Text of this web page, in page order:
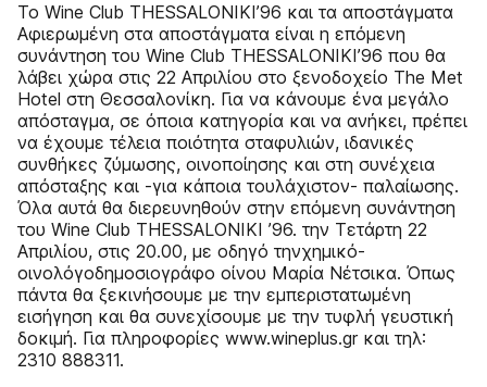
Το Wine Club THESSALONIKI’96 και τα αποστάγματα
Αφιερωμένη στα αποστάγματα είναι η επόμενη
συνάντηση του Wine Club THESSALONIKI’96 που θα
λάβει χώρα στις 22 Απριλίου στο ξενοδοχείο The Met
Hotel στη Θεσσαλονίκη. Για να κάνουμε ένα μεγάλο
απόσταγμα, σε όποια κατηγορία και να ανήκει, πρέπει
να έχουμε τέλεια ποιότητα σταφυλιών, ιδανικές
συνθήκες ζύμωσης, οινοποίησης και στη συνέχεια
απόσταξης και -για κάποια τουλάχιστον- παλαίωσης.
Όλα αυτά θα διερευνηθούν στην επόμενη συνάντηση
του Wine Club THESSALONIKI ’96. την Τετάρτη 22
Απριλίου, στις 20.00, με οδηγό τηνχημικό-
οινολόγοδημοσιογράφο οίνου Μαρία Νέτσικα. Όπως
πάντα θα ξεκινήσουμε με την εμπεριστατωμένη
εισήγηση και θα συνεχίσουμε με την τυφλή γευστική
δοκιμή. Για πληροφορίες www.wineplus.gr και τηλ:
2310 888311.